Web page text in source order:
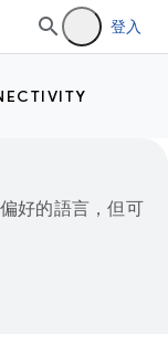
登入
好的語言，但可